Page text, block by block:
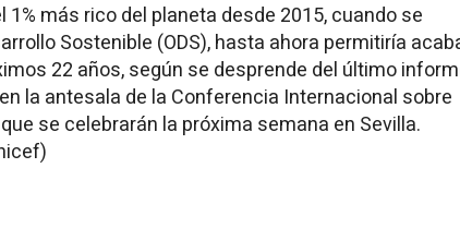
más rico del planeta desde 2015, cuando se
Sostenible (ODS), hasta ahora permitiría
22 años, según se desprende del último
la antesala de la Conferencia Internacional sobre
se celebrarán la próxima semana en Sevilla.